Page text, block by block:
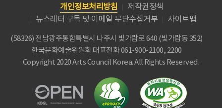
개인정보처리방침
저작권정책
뉴스레터 구독 및 이메일 무단수집거부
사이트맵
(58326) 전남광주통합특별시 나주시 빛가람로 640 (빛가람동 352)
한국문화예술위원회 대표전화 061-900-2100, 2200
Copyright 2020 Arts Council Korea. All Rights Reserved.